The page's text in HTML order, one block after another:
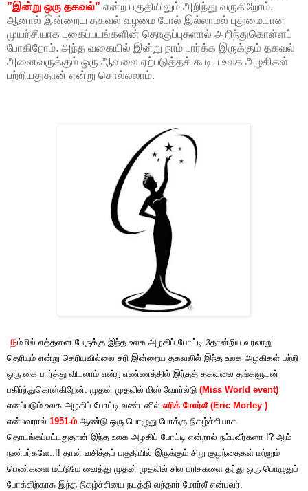
”இன்று ஒரு தகவல்” என்ற பகுதியிலும் அறிந்து வருகிறோம்.
ஆனால் இன்றைய தகவல் வழமை போல் இல்லாமல் புதுமையான
முயற்சியாக புகைப்படங்களின் தொகுப்புகளால் அறிந்துகொள்ளப்
போகிறோம். அந்த வகையில் இன்று நாம் பார்க்க இருக்கும் தகவல்
அனைவருக்கும் ஒரு ஆவலை ஏற்படுத்தக் கூடிய உலக அழகிகள்
பற்றியதுதான் என்று சொல்லலாம்.
நம்மில் எத்தனை பேருக்கு இந்த உலக அழகிப் போட்டி தோன்றிய வரலாறு
தெரியும் என்று தெரியவில்லை சரி இன்றைய தகவலில் இந்த உலக அழகிகள் பற்றி
ஒரு கை பார்த்து விடலாம் என்ற எண்ணத்தில் இந்தத் தகவலை தங்களுடன்
பகிர்ந்துகொள்கிறேன். முதன் முதலில் மிஸ் வோர்ல்டு (Miss World event)
எனப்படும் உலக அழகிப் போட்டி லண்டனில் எரிக் மோர்லீ (Eric Morley )
என்பவரால் 1951-ம்ஆண்டு ஒரு பொழுது போக்கு நிகழ்ச்சியாக
தொடங்கப்பட்டதுதான் இந்த உலக அழகிப் போட்டி என்றால் நம்புவீர்களா !? ஆம்
நண்பர்களே..!! தான் வசித்தப் பகுதியில் இருக்கும் சிறு குழந்தைகள் மற்றும்
பெண்களை மட்டுமே வைத்து முதன் முதலில் சில பரிசுகளை தந்து ஒரு பொழுதுப்
போக்கிற்காக இந்த நிகழ்ச்சியை நடத்தி வந்தார் மோர்லீ என்பவர்.